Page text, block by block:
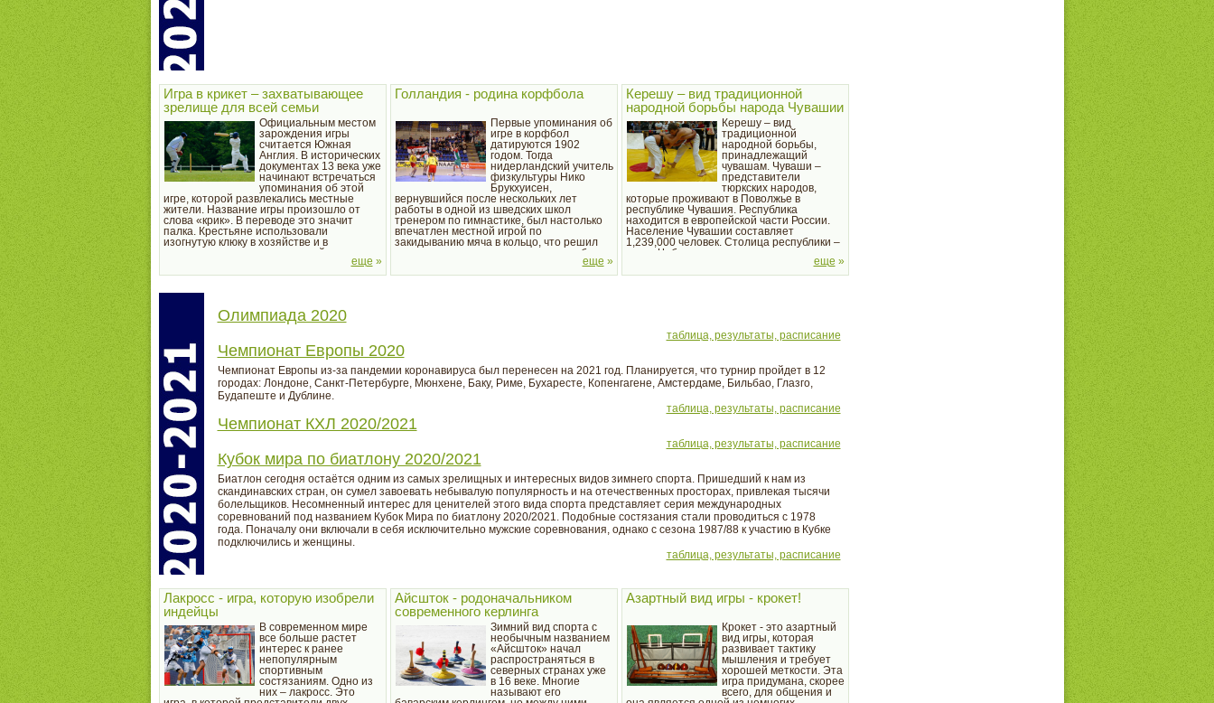
Игра в крикет – захватывающее
зрелище для всей семьи
Официальным местом
зарождения игры
считается Южная
Англия. В исторических
документах 13 века уже
начинают встречаться
упоминания об этой
игре, которой развлекались местные
жители. Название игры произошло от
слова «крик». В переводе это значит
палка. Крестьяне использовали
изогнутую клюку в хозяйстве и в
перерывах развлекались игрой в крикет.
Постепенно крикет распространился и
по...
еще »
Голландия - родина корфбола
Первые упоминания об
игре в корфбол
датируются 1902
годом. Тогда
нидерландский учитель
физкультуры Нико
Брукхуисен,
вернувшийся после нескольких лет
работы в одной из шведских школ
тренером по гимнастике, был настолько
впечатлен местной игрой по
закидыванию мяча в кольцо, что решил
организовать аналогичную игру у себя на
еще »
Керешу – вид традиционной
народной борьбы народа Чувашии
Керешу – вид
традиционной
народной борьбы,
принадлежащий
чувашам. Чуваши –
представители
тюркских народов,
которые проживают в Поволжье в
республике Чувашия. Республика
находится в европейской части России.
Население Чувашии составляет
1,239,000 человек. Столица республики –
город Чебоксары.
еще »
Олимпиада 2020
таблица, результаты, расписание
Чемпионат Европы 2020
Чемпионат Европы из-за пандемии коронавируса был перенесен на 2021 год. Планируется, что турнир пройдет в 12
городах: Лондоне, Санкт-Петербурге, Мюнхене, Баку, Риме, Бухаресте, Копенгагене, Амстердаме, Бильбао, Глазго,
Будапеште и Дублине.
таблица, результаты, расписание
Чемпионат КХЛ 2020/2021
таблица, результаты, расписание
Кубок мира по биатлону 2020/2021
Биатлон сегодня остаётся одним из самых зрелищных и интересных видов зимнего спорта. Пришедший к нам из
скандинавских стран, он сумел завоевать небывалую популярность и на отечественных просторах, привлекая тысячи
болельщиков. Несомненный интерес для ценителей этого вида спорта представляет серия международных
соревнований под названием Кубок Мира по биатлону 2020/2021. Подобные состязания стали проводиться с 1978
года. Поначалу они включали в себя исключительно мужские соревнования, однако с сезона 1987/88 к участию в Кубке
подключились и женщины.
таблица, результаты, расписание
Лакросс - игра, которую изобрели
индейцы
В современном мире
все больше растет
интерес к ранее
непопулярным
спортивным
состязаниям. Одно из
них – лакросс. Это
Айсшток - родоначальником
современного керлинга
Зимний вид спорта с
необычным названием
«Айсшток» начал
распространяться в
северных странах уже
в 16 веке. Многие
называют его
Азартный вид игры - крокет!
Крокет - это азартный
вид игры, которая
развивает тактику
мышления и требует
хорошей меткости. Эта
игра придумана, скорее
всего, для общения и